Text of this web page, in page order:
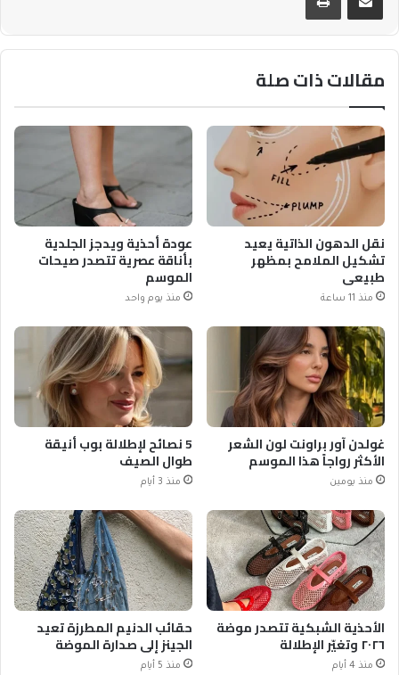
مقالات ذات صلة
نقل الدهون الذاتية يعيد
تشكيل الملامح بمظهر
طبيعي
منذ 11 ساعة
عودة أحذية ويدجز الجلدية
بأناقة عصرية تتصدر صيحات
الموسم
منذ يوم واحد
غولدن آور براونت لون الشعر
الأكثر رواجاً هذا الموسم
منذ يومين
5 نصائح لإطلالة بوب أنيقة
طوال الصيف
منذ 3 أيام
الأحذية الشبكية تتصدر موضة
٢٠٢٦ وتغيّر الإطلالة
منذ 4 أيام
حقائب الدنيم المطرزة تعيد
الجينز إلى صدارة الموضة
منذ 5 أيام